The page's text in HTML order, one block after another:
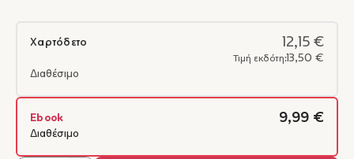
Χαρτόδετο 12,15 €
Τιμή εκδότη: 13,50 €
Διαθέσιμο
Ebook 9,99 €
Διαθέσιμο